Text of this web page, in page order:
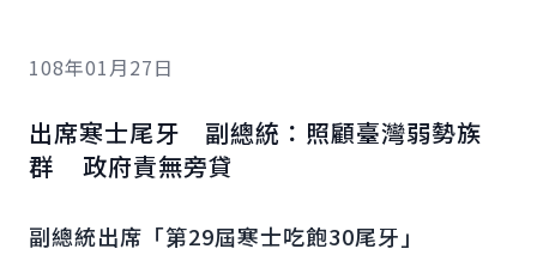
108年01月27日
出席寒士尾牙 副總統：照顧臺灣弱勢族
群 政府責無旁貸
副總統出席「第29屆寒士吃飽30尾牙」